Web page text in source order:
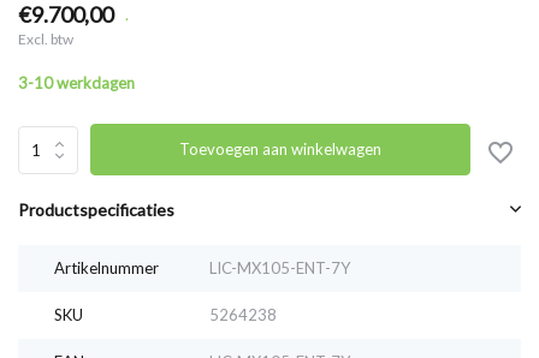
€9.700,00 .
Excl. btw
3-10 werkdagen
Toevoegen aan winkelwagen
Productspecificaties
Artikelnummer LIC-MX105-ENT-7Y
SKU 5264238